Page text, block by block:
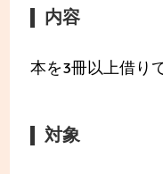
内容
本を3冊以上借り
対象